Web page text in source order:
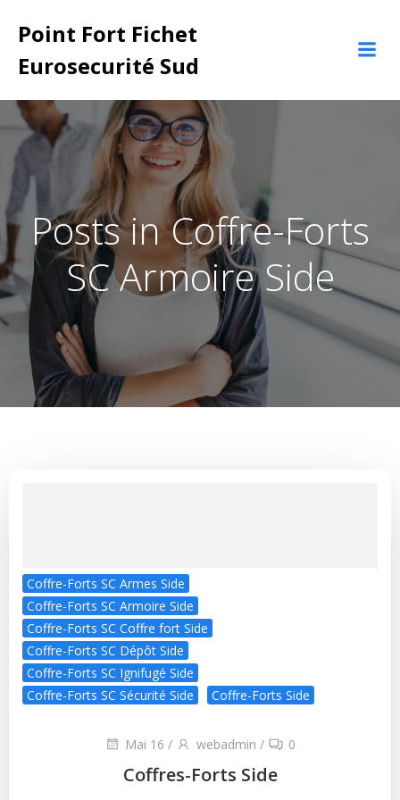
Point Fort Fichet
Eurosecurité Sud
Posts in Coffre-Forts
SC Armoire Side
Coffre-Forts SC Armes Side
Coffre-Forts SC Armoire Side
Coffre-Forts SC Coffre fort Side
Coffre-Forts SC Dépôt Side
Coffre-Forts SC Ignifugé Side
Coffre-Forts SC Sécurité Side
Coffre-Forts Side
Mai 16 / webadmin / 0
Coffres-Forts Side